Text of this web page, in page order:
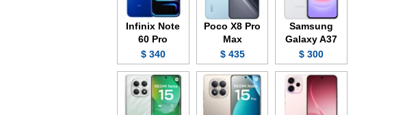
Samsung
Galaxy A37
300 $
Poco X8 Pro
Max
435 $
Infinix Note
60 Pro
340 $